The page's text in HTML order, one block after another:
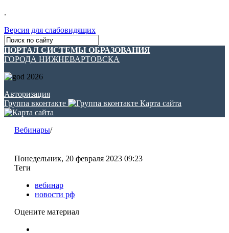
.
Версия для слабовидящих
ПОРТАЛ СИСТЕМЫ ОБРАЗОВАНИЯ
ГОРОДА НИЖНЕВАРТОВСКА
Авторизация
Группа вконтакте
Карта сайта
Вебинары/
Понедельник, 20 февраля 2023 09:23
Теги
вебинар
новости рф
Оцените материал